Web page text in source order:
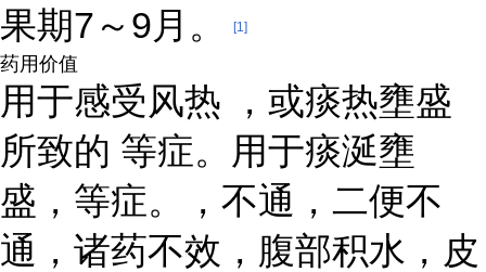
果期7～9月。
[1]
药用价值
用于感受风热 ，或痰热壅盛
所致的 等症。用于痰涎壅
盛，等症。，不通，二便不
通，诸药不效，腹部积水，皮